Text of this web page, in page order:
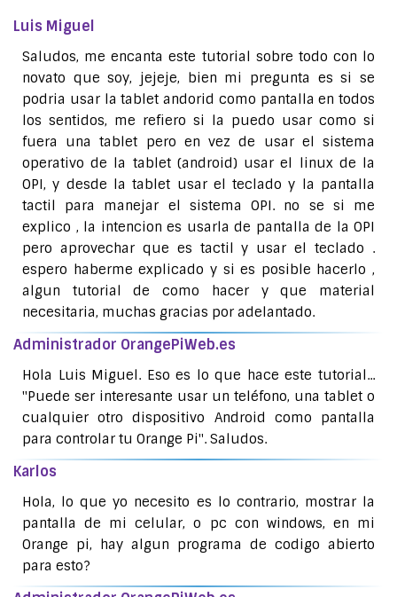
Luis Miguel
Saludos, me encanta este tutorial sobre todo con lo
novato que soy, jejeje, bien mi pregunta es si se
podria usar la tablet andorid como pantalla en todos
los sentidos, me refiero si la puedo usar como si
fuera una tablet pero en vez de usar el sistema
operativo de la tablet (android) usar el linux de la
OPI, y desde la tablet usar el teclado y la pantalla
tactil para manejar el sistema OPI. no se si me
explico , la intencion es usarla de pantalla de la OPI
pero aprovechar que es tactil y usar el teclado .
espero haberme explicado y si es posible hacerlo ,
algun tutorial de como hacer y que material
necesitaria, muchas gracias por adelantado.
Administrador OrangePiWeb.es
Hola Luis Miguel. Eso es lo que hace este tutorial...
"Puede ser interesante usar un teléfono, una tablet o
cualquier otro dispositivo Android como pantalla
para controlar tu Orange Pi". Saludos.
Karlos
Hola, lo que yo necesito es lo contrario, mostrar la
pantalla de mi celular, o pc con windows, en mi
Orange pi, hay algun programa de codigo abierto
para esto?